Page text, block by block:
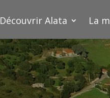
Découvrir Alata La